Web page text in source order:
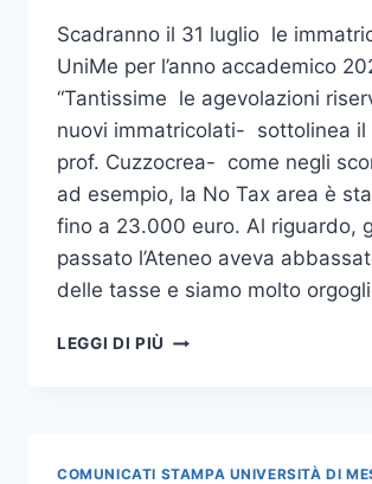
Scadranno il 31 luglio le
UniMe per l’anno accademico
“Tantissime le agevolazioni
nuovi immatricolati- sottolinea il
prof. Cuzzocrea- come negli
ad esempio, la No Tax area è
fino a 23.000 euro. Al riguardo,
passato l’Ateneo aveva
delle tasse e siamo molto
LEGGI DI PIÙ IMMATRICOLAZIONI
COMUNICATI STAMPA UNIVERSITÀ DI